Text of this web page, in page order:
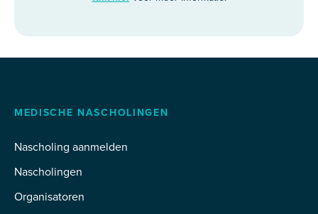
MEDISCHE NASCHOLINGEN
Nascholing aanmelden
Nascholingen
Organisatoren